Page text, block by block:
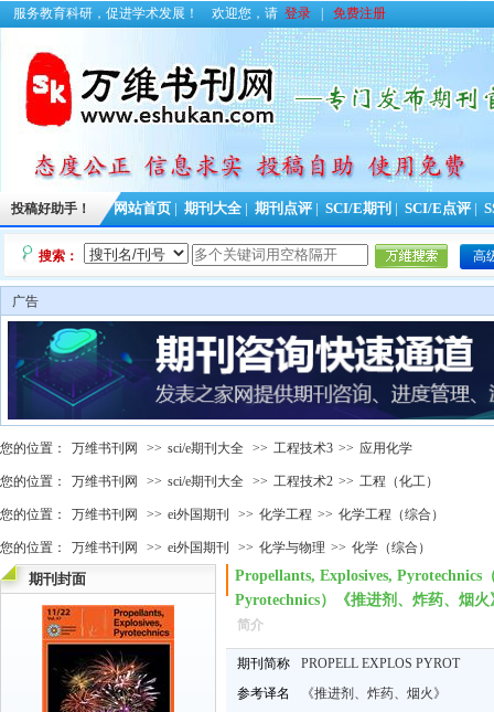
服务教育科研，促进学术发展！ 欢迎您，请 登录 免费注册
投稿好助手！ 网站首页 期刊大全 期刊点评 SCI/E期刊 SCI/E点评
搜索： 高
广告
您的位置： 万维书刊网 >> sci/e期刊大全 >> 工程技术3 >> 应用化学
您的位置： 万维书刊网 >> sci/e期刊大全 >> 工程技术2 >> 工程（化工）
您的位置： 万维书刊网 >> ei外国期刊 >> 化学工程 >> 化学工程（综合）
您的位置： 万维书刊网 >> ei外国期刊 >> 化学与物理 >> 化学（综合）
期刊封面
Propellants, Explosives, Pyrotechnics
Pyrotechnics）《推进剂、炸药、烟
简介
期刊简称
PROPELL EXPLOS PYROT
参考译名
《推进剂、炸药、烟火》